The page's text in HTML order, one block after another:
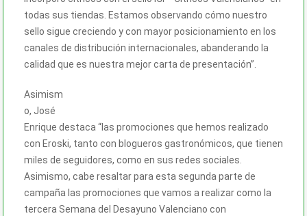
todas sus tiendas. Estamos observando cómo nuestro
sello sigue creciendo y con mayor posicionamiento en los
canales de distribución internacionales, abanderando la
calidad que es nuestra mejor carta de presentación”.
Asimism
o, José
Enrique destaca “las promociones que hemos realizado
con Eroski, tanto con blogueros gastronómicos, que tienen
miles de seguidores, como en sus redes sociales.
Asimismo, cabe resaltar para esta segunda parte de
campaña las promociones que vamos a realizar como la
tercera Semana del Desayuno Valenciano con